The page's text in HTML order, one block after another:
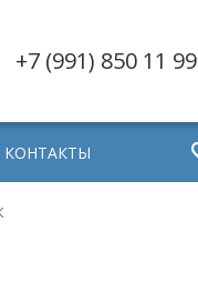
+7 (991) 850 11 99
КОНТАКТЫ